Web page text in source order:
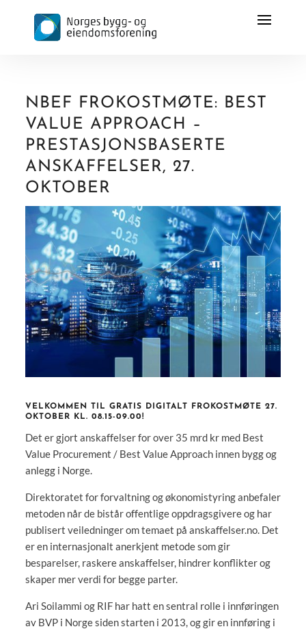
NBEF FROKOSTMØTE: BEST
VALUE APPROACH –
PRESTASJONSBASERTE
ANSKAFFELSER, 27.
OKTOBER
VELKOMMEN TIL GRATIS DIGITALT FROKOSTMØTE 27.
OKTOBER KL. 08.15-09.00!
Det er gjort anskaffelser for over 35 mrd kr med Best
Value Procurement / Best Value Approach innen bygg og
anlegg i Norge.
Direktoratet for forvaltning og økonomistyring anbefaler
metoden når de bistår offentlige oppdragsgivere og har
publisert veiledninger om temaet på anskaffelser.no. Det
er en internasjonalt anerkjent metode som gir
besparelser, raskere anskaffelser, hindrer konflikter og
skaper mer verdi for begge parter.
Ari Soilammi og RIF har hatt en sentral rolle i innføringen
av BVP i Norge siden starten i 2013, og gir en innføring i